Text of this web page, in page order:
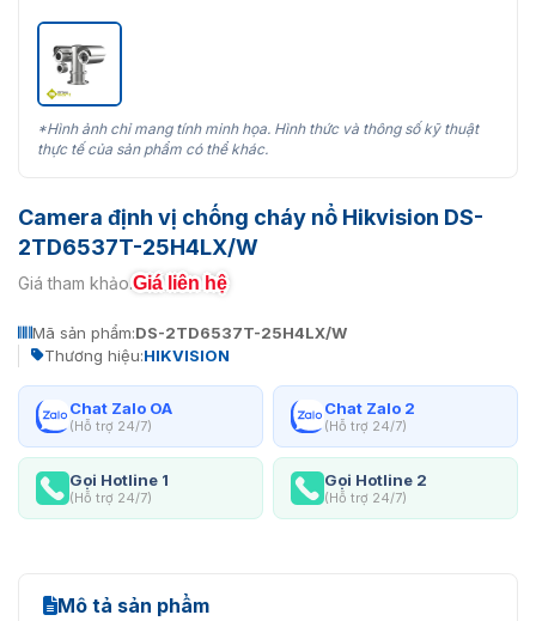
*Hình ảnh chỉ mang tính minh họa. Hình thức và thông số kỹ thuật
thực tế của sản phẩm có thể khác.
Camera định vị chống cháy nổ Hikvision DS-
2TD6537T-25H4LX/W
Giá tham khảo:Giá liên hệ
Mã sản phẩm:DS-2TD6537T-25H4LX/W
Thương hiệu:HIKVISION
Chat Zalo OA
(Hỗ trợ 24/7)
Chat Zalo 2
(Hỗ trợ 24/7)
Gọi Hotline 1
(Hỗ trợ 24/7)
Gọi Hotline 2
(Hỗ trợ 24/7)
Mô tả sản phẩm